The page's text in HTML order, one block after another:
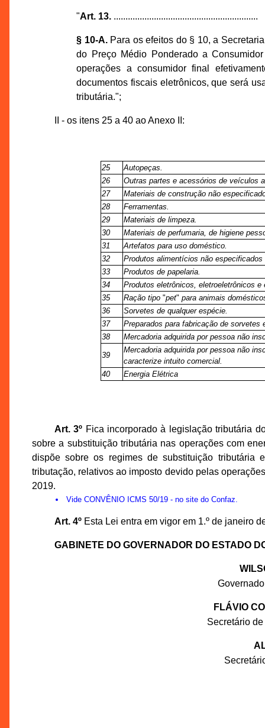
"Art. 13. .............................................................
§ 10-A.Para os efeitos do § 10, a
do Preço Médio Ponderado a
operações a consumidor final
documentos fiscais eletrônicos, que será
tributária.";
II - os itens 25 a 40 ao Anexo II:
25
Autopeças.
26
Outras partes e acessórios de veículos
27
Materiais de construção não
28
Ferramentas.
29
Materiais de limpeza.
30
Materiais de perfumaria, de higiene
31
Artefatos para uso doméstico.
32
Produtos alimentícios não
33
Produtos de papelaria.
34
Produtos eletrônicos, eletroeletrônicos e
35
Ração tipo "pet" para animais
36
Sorvetes de qualquer espécie.
37
Preparados para fabricação de sorvetes
38
Mercadoria adquirida por pessoa não
39
Mercadoria adquirida por pessoa não
caracterize intuito comercial.
40
Energia Elétrica
Art. 3º Fica incorporado à legislação tributária
sobre a substituição tributária nas operações com
dispõe sobre os regimes de substituição tributária
tributação, relativos ao imposto devido pelas
2019.
VideCONVÊNIO ICMS 50/19 - no site do Confaz.
Art. 4ºEsta Lei entra em vigor em 1.º de janeiro
GABINETE DO GOVERNADOR DO ESTADO
FLÁVIO
Secretário